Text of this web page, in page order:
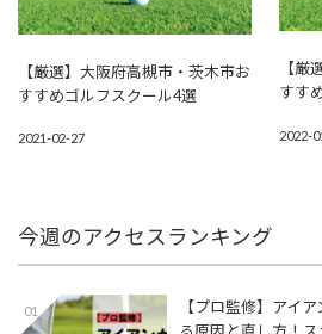
【厳選】大阪府高槻市・茨木市お
すすめゴルフスクール4選
2021-02-27
【厳
すす
2022-
今週のアクセスランキング
01
【プロ監修】アイ